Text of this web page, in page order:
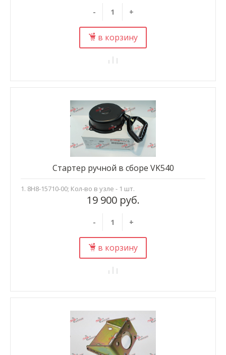
- +
в корзину
19 900 руб.
- +
в корзину
Стартер ручной в сборе VK540
1. 8H8-15710-00; Кол-во в узле - 1 шт.